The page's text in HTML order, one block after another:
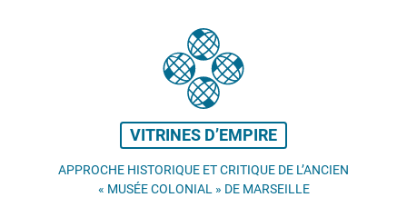
VITRINES D’EMPIRE
APPROCHE HISTORIQUE ET CRITIQUE DE L’ANCIEN
« MUSÉE COLONIAL » DE MARSEILLE